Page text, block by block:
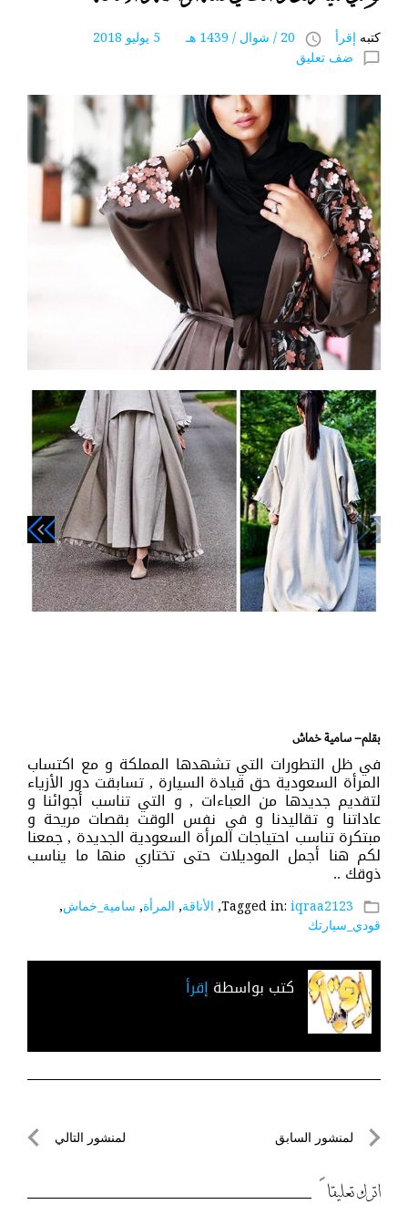
كتبه إقرأ access_time 20 / شوال / 1439 هـ 5 يوليو 2018
chat_bubble_outline ضف تعليق
navigate_before
navigate_next
بقلم– سامية خماش
في ظل التطورات التي تشهدها المملكة و مع اكتساب
المرأة السعودية حق قيادة السيارة , تسابقت دور الأزياء
لتقديم جديدها من العباءات , و التي تناسب أجوائنا و
عاداتنا و تقاليدنا و في نفس الوقت بقصات مريحة و
مبتكرة تناسب احتياجات المرأة السعودية الجديدة , جمعنا
لكم هنا أجمل الموديلات حتى تختاري منها ما يناسب
ذوقك ..
folder_open
Tagged in: iqraa2123
, الأناقة, المرأة, سامية_خماش,
قودي_سيارتك
كتب بواسطة إقرأ
تصفّحلمنشور السابق
السابق
لمنشور التالي
اترك تعليقاً